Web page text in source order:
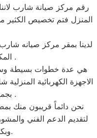
رقم مركز صيانة شارب
المنزل فتم تخصيص
لدينا بمقر مركز صيانه
المكونات الاصلية .
هي عدة خطوات بسيطة
الاجهزة الكهربائية
بجميع احياء مصر .
نحن دائماً قريبون منك
لتقديم الدعم الفني
وبكفائتنا المهنية.